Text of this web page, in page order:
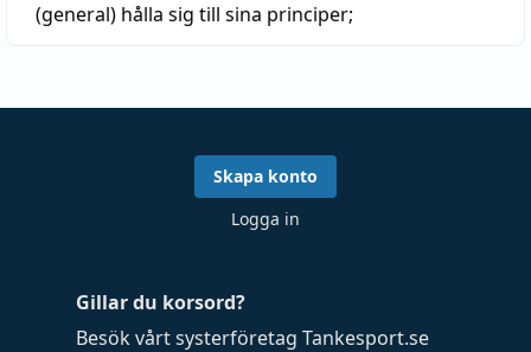
(general) hålla sig till sina principer;
Gillar du korsord?
Besök vårt systerföretag Tankesport.se
Skapa konto
Logga in